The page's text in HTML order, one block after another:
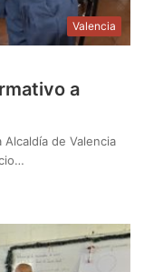
Valencia
a
de Valencia